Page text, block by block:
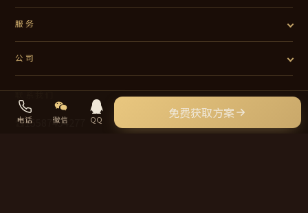
电话 微信 QQ 免费获取方案
服务
公司
☎15587454277